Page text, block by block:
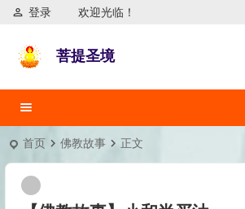
欢迎光临！
登录
菩提圣境
首页 佛教故事 正文